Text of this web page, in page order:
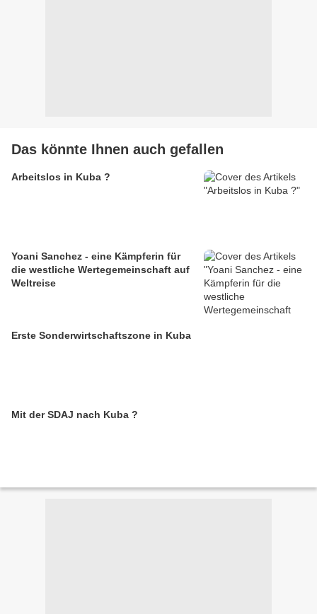
Das könnte Ihnen auch gefallen
Arbeitslos in Kuba ?
Yoani Sanchez - eine Kämpferin für
die westliche Wertegemeinschaft auf
Weltreise
Erste Sonderwirtschaftszone in Kuba
Mit der SDAJ nach Kuba ?